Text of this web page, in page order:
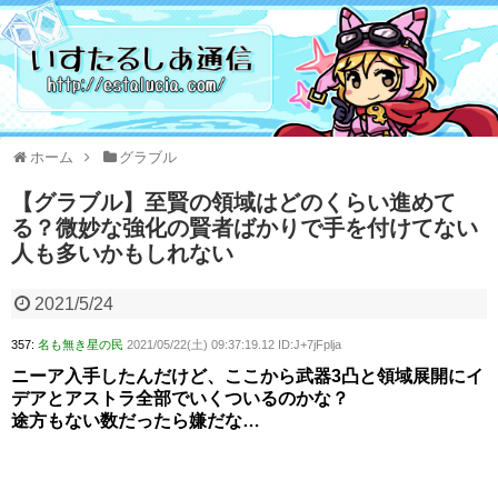
ホーム グラブル
【グラブル】至賢の領域はどのくらい進めて
る？微妙な強化の賢者ばかりで手を付けてない
人も多いかもしれない
2021/5/24
357: 名も無き星の民 2021/05/22(土) 09:37:19.12 ID:J+7jFplja
ニーア入手したんだけど、ここから武器3凸と領域展開にイ
デアとアストラ全部でいくついるのかな？
途方もない数だったら嫌だな…